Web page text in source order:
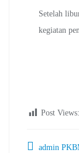
Setelah
kegiatan
Post Views:
admin